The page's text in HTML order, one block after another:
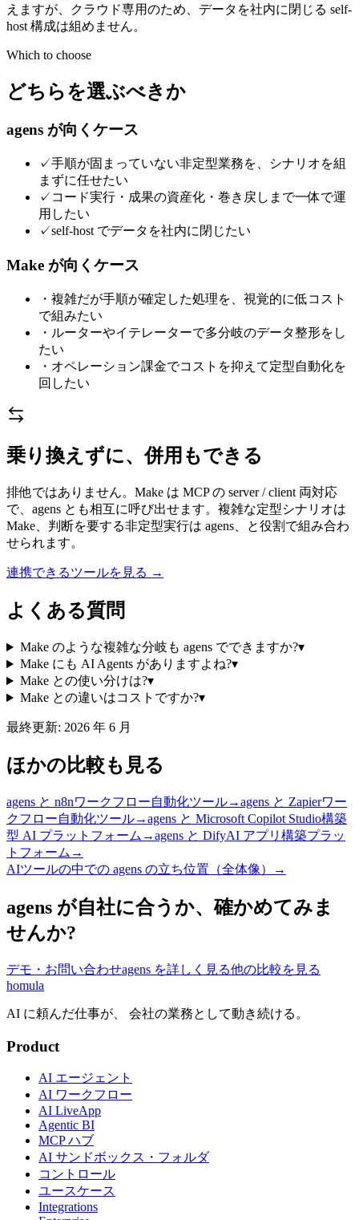
えますが、クラウド専用のため、データを社内に閉じる self-
host 構成は組めません。
Which to choose
どちらを選ぶべきか
agens が向くケース
✓手順が固まっていない非定型業務を、シナリオを組
まずに任せたい
✓ コード実行・成果の資産化・巻き戻しまで一体で運
用したい
✓self-host でデータを社内に閉じたい
Make が向くケース
・ 複雑だが手順が確定した処理を、視覚的に低コスト
で組みたい
・ ルーターやイテレーターで多分岐のデータ整形をし
たい
・ オペレーション課金でコストを抑えて定型自動化を
回したい
乗り換えずに、併用もできる
排他ではありません。Make は MCP の server / client 両対応
で、agens とも相互に呼び出せます。複雑な定型シナリオは
Make、判断を要する非定型実行は agens、と役割で組み合わ
せられます。
連携できるツールを見る →
よくある質問
Make のような複雑な分岐も agens でできますか?▾
Make にも AI Agents がありますよね?▾
Make との使い分けは?▾
Make との違いはコストですか?▾
最終更新: 2026 年 6 月
ほかの比較も見る
agens と n8nワークフロー自動化ツール→agens と Zapierワー
クフロー自動化ツール→agens と Microsoft Copilot Studio構築
型 AI プラットフォーム →agens と DifyAI アプリ構築プラッ
トフォーム →
AIツールの中での agens の立ち位置（全体像）→
agens が自社に合うか、確かめてみま
せんか?
デモ・お問い合わせagens を詳しく見る他の比較を見る
homula
AI に頼んだ仕事が、 会社の業務として動き続ける。
Product
AI エージェント
AI ワークフロー
AI LiveApp
Agentic BI
MCP ハブ
AI サンドボックス・フォルダ
コントロール
ユースケース
Integrations